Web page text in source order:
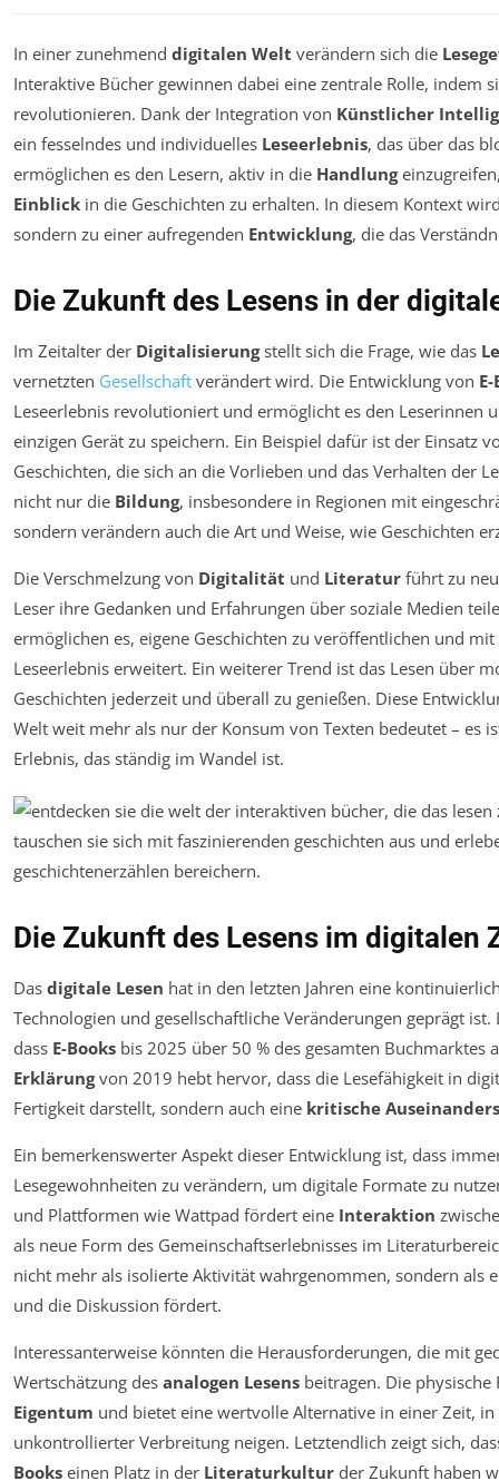
In einer zunehmend digitalen Welt verändern sich die
Interaktive Bücher gewinnen dabei eine zentrale Rolle, indem
revolutionieren. Dank der Integration von Künstlicher
ein fesselndes und individuelles Leseerlebnis, das über das
ermöglichen es den Lesern, aktiv in die Handlung
Einblick in die Geschichten zu erhalten. In diesem Kontext
sondern zu einer aufregenden Entwicklung, die das
Die Zukunft des Lesens in der
Im Zeitalter der Digitalisierungstellt sich die Frage, wie das
vernetzten Gesellschaft verändert wird. Die Entwicklung von
Leseerlebnis revolutioniert und ermöglicht es den Leserinnen
einzigen Gerät zu speichern. Ein Beispiel dafür ist der Einsatz
Geschichten, die sich an die Vorlieben und das Verhalten der
nicht nur die Bildung, insbesondere in Regionen mit
sondern verändern auch die Art und Weise, wie Geschichten
Die Verschmelzung von Digitalität und Literatur führt zu
Leser ihre Gedanken und Erfahrungen über soziale Medien
ermöglichen es, eigene Geschichten zu veröffentlichen und
Leseerlebnis erweitert. Ein weiterer Trend ist das Lesen über
Geschichten jederzeit und überall zu genießen. Diese
Welt weit mehr als nur der Konsum von Texten bedeutet – es
Erlebnis, das ständig im Wandel ist.
Die Zukunft des Lesens im digitalen
Das digitale Lesen hat in den letzten Jahren eine
Technologien und gesellschaftliche Veränderungen geprägt
dass E-Books bis 2025 über 50 % des gesamten Buchmarktes
Erklärungvon 2019 hebt hervor, dass die Lesefähigkeit in
Fertigkeit darstellt, sondern auch eine kritische
Ein bemerkenswerter Aspekt dieser Entwicklung ist, dass
Lesegewohnheiten zu verändern, um digitale Formate zu
und Plattformen wie Wattpad fördert eine Interaktion
als neue Form des Gemeinschaftserlebnisses im
nicht mehr als isolierte Aktivität wahrgenommen, sondern als
und die Diskussion fördert.
Interessanterweise könnten die Herausforderungen, die mit
Wertschätzung des analogen Lesens beitragen. Die
Eigentum und bietet eine wertvolle Alternative in einer Zeit,
unkontrollierter Verbreitung neigen. Letztendlich zeigt sich,
Books einen Platz in der Literaturkultur der Zukunft haben